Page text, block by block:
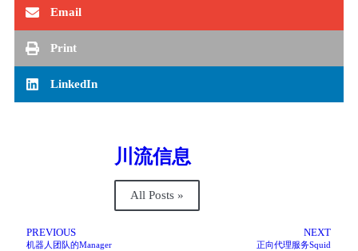
Email
Print
LinkedIn
川流信息
All Posts »
PREVIOUS
机器人团队的Manager
NEXT
正向代理服务Squid